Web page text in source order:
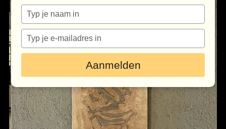
Kunstenaars
Outlet
Bezoek de galerie
Inkoop
Verhuur
Eventlocatie
Typ
je
naam
Typ
je
e-
in
Aanmelden